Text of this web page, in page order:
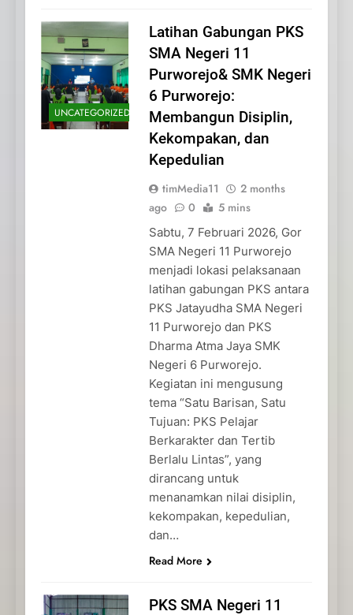
UNCATEGORIZED
Latihan Gabungan PKS
SMA Negeri 11
Purworejo& SMK Negeri
6 Purworejo:
Membangun Disiplin,
Kekompakan, dan
Kepedulian
timMedia11
2 months
ago
0 5 mins
Sabtu, 7 Februari 2026, Gor
SMA Negeri 11 Purworejo
menjadi lokasi pelaksanaan
latihan gabungan PKS antara
PKS Jatayudha SMA Negeri
11 Purworejo dan PKS
Dharma Atma Jaya SMK
Negeri 6 Purworejo.
Kegiatan ini mengusung
tema “Satu Barisan, Satu
Tujuan: PKS Pelajar
Berkarakter dan Tertib
Berlalu Lintas”, yang
dirancang untuk
menanamkan nilai disiplin,
kekompakan, kepedulian,
dan…
Read More
PKS SMA Negeri 11